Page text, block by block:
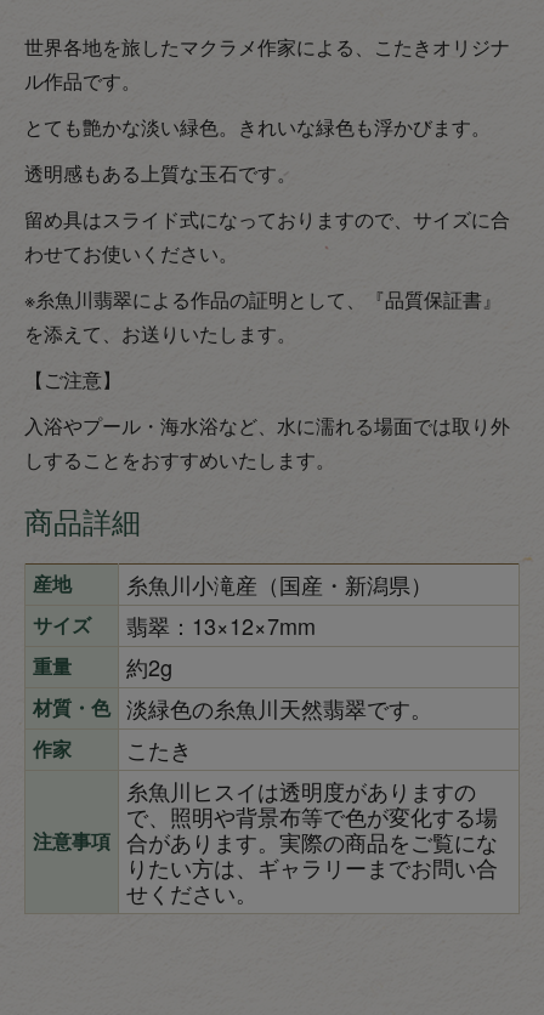
世界各地を旅したマクラメ作家による、こたきオリジナ
ル作品です。
とても艶かな淡い緑色。きれいな緑色も浮かびます。
透明感もある上質な玉石です。
留め具はスライド式になっておりますので、サイズに合
わせてお使いください。
※糸魚川翡翠による作品の証明として、『品質保証書』
を添えて、お送りいたします。
【ご注意】
入浴やプール・海水浴など、水に濡れる場面では取り外
しすることをおすすめいたします。
商品詳細
産地 糸魚川小滝産（国産・新潟県）
サイズ 翡翠：13×12×7mm
重量 約2g
材質・色 淡緑色の糸魚川天然翡翠です。
作家 こたき
注意事項
糸魚川ヒスイは透明度がありますの
で、照明や背景布等で色が変化する場
合があります。実際の商品をご覧にな
りたい方は、ギャラリーまでお問い合
せください。